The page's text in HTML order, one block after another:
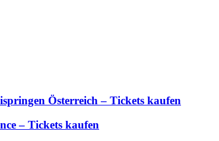
Österreich – Tickets kaufen
– Tickets kaufen